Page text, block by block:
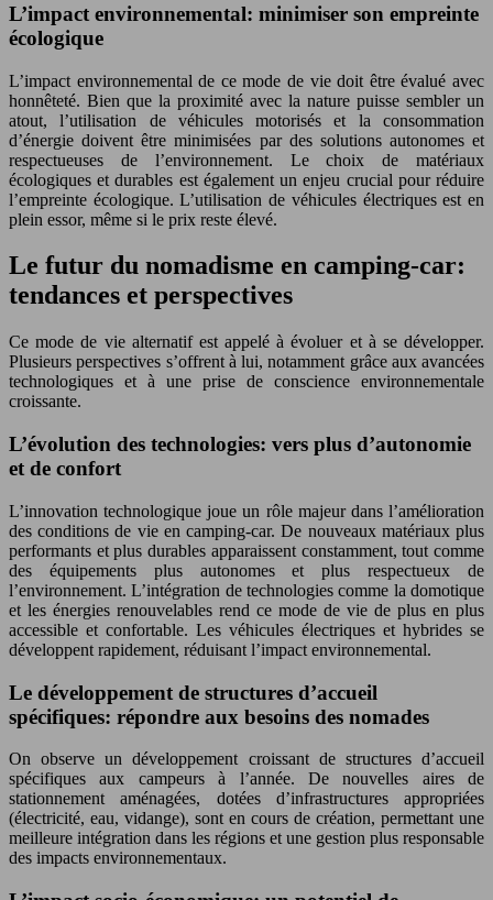
L’impact environnemental: minimiser son empreinte
écologique
L’impact environnemental de ce mode de vie doit être évalué avec
honnêteté. Bien que la proximité avec la nature puisse sembler un
atout, l’utilisation de véhicules motorisés et la consommation
d’énergie doivent être minimisées par des solutions autonomes et
respectueuses de l’environnement. Le choix de matériaux
écologiques et durables est également un enjeu crucial pour réduire
l’empreinte écologique. L’utilisation de véhicules électriques est en
plein essor, même si le prix reste élevé.
Le futur du nomadisme en camping-car:
tendances et perspectives
Ce mode de vie alternatif est appelé à évoluer et à se développer.
Plusieurs perspectives s’offrent à lui, notamment grâce aux avancées
technologiques et à une prise de conscience environnementale
croissante.
L’évolution des technologies: vers plus d’autonomie
et de confort
L’innovation technologique joue un rôle majeur dans l’amélioration
des conditions de vie en camping-car. De nouveaux matériaux plus
performants et plus durables apparaissent constamment, tout comme
des équipements plus autonomes et plus respectueux de
l’environnement. L’intégration de technologies comme la domotique
et les énergies renouvelables rend ce mode de vie de plus en plus
accessible et confortable. Les véhicules électriques et hybrides se
développent rapidement, réduisant l’impact environnemental.
Le développement de structures d’accueil
spécifiques: répondre aux besoins des nomades
On observe un développement croissant de structures d’accueil
spécifiques aux campeurs à l’année. De nouvelles aires de
stationnement aménagées, dotées d’infrastructures appropriées
(électricité, eau, vidange), sont en cours de création, permettant une
meilleure intégration dans les régions et une gestion plus responsable
des impacts environnementaux.